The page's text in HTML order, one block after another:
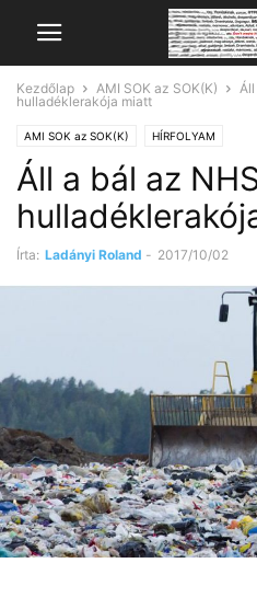
Kezdőlap AMI SOK az SOK(K)
hulladéklerakója miatt
AMI SOK az SOK(K) HÍRFOLYAM
Áll a bál az
Írta: Ladányi Roland - 2017/10/02